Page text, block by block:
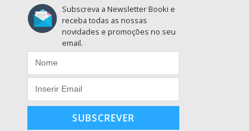
Subscreva a Newsletter Booki e
receba todas as nossas
novidades e promoções no seu
email.
SUBSCREVER